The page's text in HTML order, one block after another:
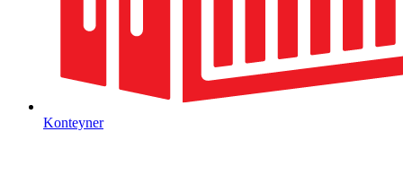
Konteyner